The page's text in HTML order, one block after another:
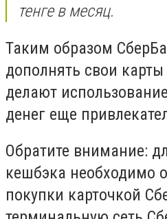
тенге в месяц.
Таким образом
дополнять свои
делают
денег еще
Обратите внимание:
кешбэка необходимо
покупки карточкой